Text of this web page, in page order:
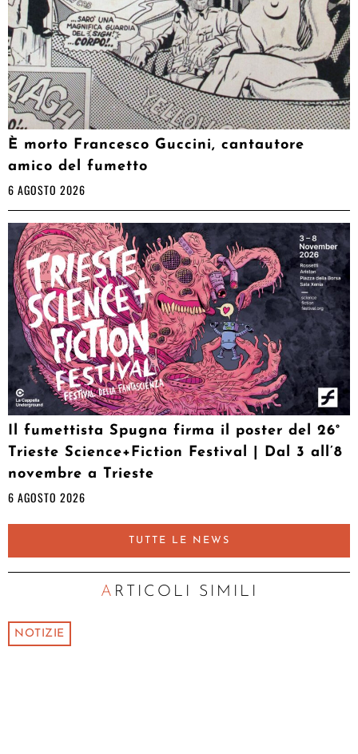
È morto Francesco Guccini, cantautore
amico del fumetto
6 AGOSTO 2026
Il fumettista Spugna firma il poster del 26°
Trieste Science+Fiction Festival | Dal 3 all’8
novembre a Trieste
6 AGOSTO 2026
TUTTE LE NEWS
ARTICOLI SIMILI
NOTIZIE